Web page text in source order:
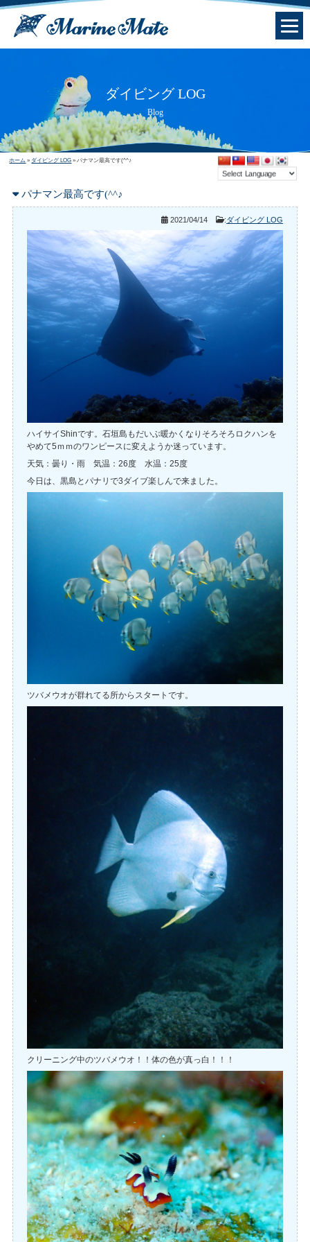
ダイビング LOG
Blog
ホーム » ダイビング LOG » パナマン最高です(^^♪
パナマン最高です(^^♪
2021/04/14 :ダイビング LOG
ハイサイShinです。石垣島もだいぶ暖かくなりそろそろロクハンを
やめて5ｍｍのワンピースに変えようか迷っています。
天気：曇り・雨 気温：26度 水温：25度
今日は、黒島とパナリで3ダイブ楽しんで来ました。
ツバメウオが群れてる所からスタートです。
クリーニング中のツバメウオ！！体の色が真っ白！！！